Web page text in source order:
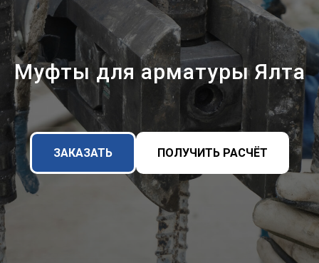
Муфты для арматуры Ялта
ЗАКАЗАТЬ ПОЛУЧИТЬ РАСЧЁТ